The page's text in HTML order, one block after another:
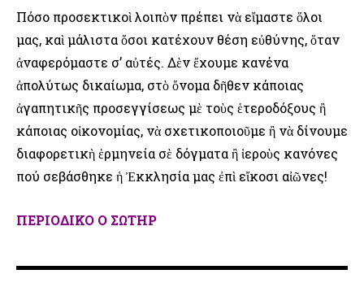
Πόσο προσεκτικοὶ λοιπὸν πρέπει νὰ εἴμαστε ὅλοι
μας, καὶ μάλιστα ὅσοι κατέχουν θέση εὐθύνης, ὅταν
ἀναφερόμαστε σ’ αὐτές. Δὲν ἔχουμε κανένα
ἀπολύτως δικαίωμα, στὸ ὄνομα δῆθεν κάποιας
ἀγαπητικῆς προσεγγίσεως μὲ τοὺς ἑτεροδόξους ἢ
κάποιας οἰκονομίας, νὰ σχετικοποιοῦμε ἢ νὰ δίνουμε
διαφορετικὴ ἑρμηνεία σὲ δόγματα ἢ ἱεροὺς κανόνες
πού σεβάσθηκε ἡ Ἐκκλησία μας ἐπὶ εἴκοσι αἰῶνες!
ΠΕΡΙΟΔΙΚΟ Ο ΣΩΤΗΡ